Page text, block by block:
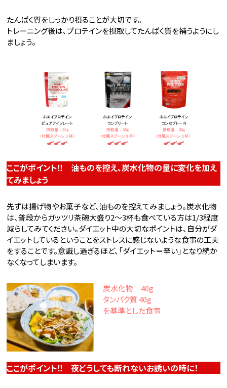
たんぱく質をしっかり摂ることが大切です。
トレーニング後は、プロテインを摂取してたんぱく質を補うようにし
ましょう。
ここがポイント‼ 油ものを控え、炭水化物の量に変化を加え
てみましょう
先ずは揚げ物やお菓子など、油ものを控えてみましょう。炭水化物
は、普段からガッツリ茶碗大盛り2～3杯も食べている方は1/3程度
減らしてみてください。ダイエット中の大切なポイントは、自分がダ
イエットしているということをストレスに感じないような食事の工夫
をすることです。意識し過ぎるほど、「ダイエット＝辛い」となり続か
なくなってしまいます。
炭水化物 40g
タンパク質 40g
を基準とした食事
ここがポイント‼ 夜どうしても断れないお誘いの時に！